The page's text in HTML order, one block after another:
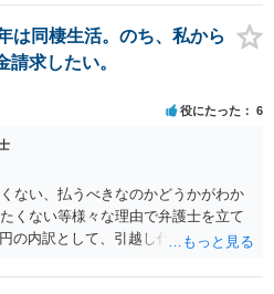
ると思います。 4 合意書を取り交
債権債務のないことを確認する）を
は同棲生活。のち、私から
請求したい。
役にたった 6
ない、払うべきなのかどうかがわか
くない等様々な理由で弁護士を立て
の内訳として、引越し代等でどの程
は変わってくるかと思われます。 ま